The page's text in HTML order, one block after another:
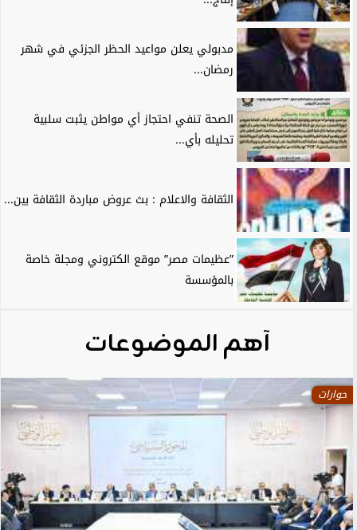
مدبولي يعلن مواعيد الحظر الجزئي في شهر
رمضان...
الصحة تنفي احتجاز أي مواطن يثبت سلبية
تحليله بأي...
الثقافة والاعلام : بث عروض مباردة الثقافة بين...
”عظيمات مصر” موقع الكتروني ومجلة خاصة
بالمؤسسة
آهم الموضوعات
حوارات